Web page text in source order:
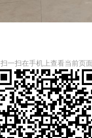
扫一扫在手机上查看当前页面